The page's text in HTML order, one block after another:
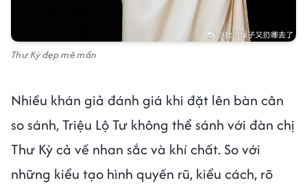
Thư Kỳ đẹp mê mẩn
Nhiều khán giả đánh giá khi đặt lên bàn cân
so sánh, Triệu Lộ Tư không thể sánh với đàn chị
Thư Kỳ cả về nhan sắc và khí chất. So với
những kiểu tạo hình quyến rũ, kiểu cách, rõ